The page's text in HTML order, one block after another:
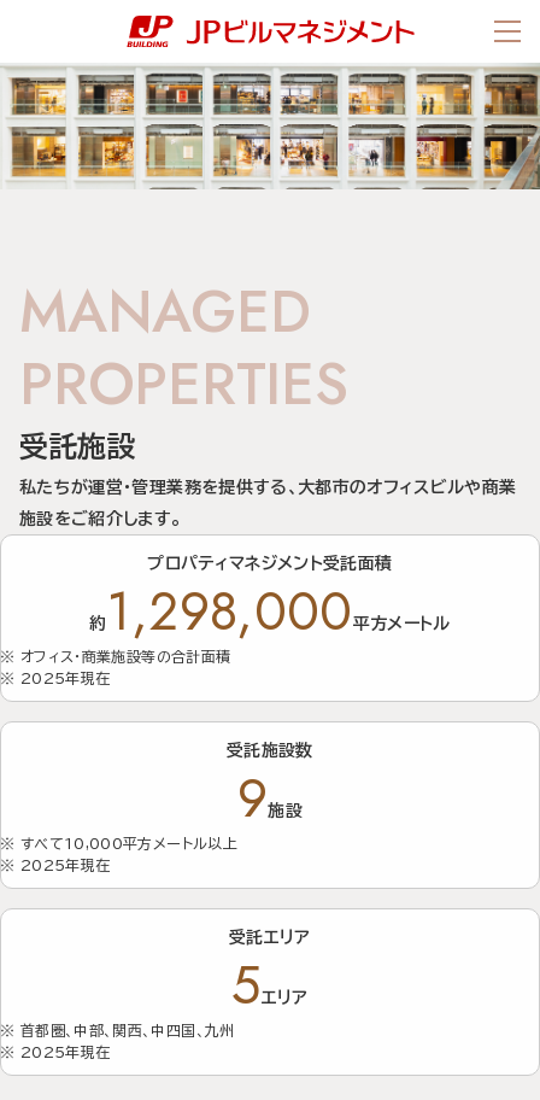
ページの先頭です。
ページ内移動用のリンクです。
ヘッダーメニューへ移動します。
本文へ移動します。
フッターメニューへ移動します。
ここからヘッダーメニューです。メ
ABOUT US
会社情報
社長メッセージ
企業理念
OUR ACTIVITIES
事業内容
MANAGED PROPERTIES
オフィスビル
商業施設
CAREERS
業務紹介
職場と働き方データ
ワークライフバランス・福利厚
生
お知らせ
ヘッダーメニューはここまでです。
ここから本文です。
MANAGED
PROPERTIES
受託施設
私たちが運営・管理業務を提供する、大都市のオフィスビルや商業
施設をご紹介します。
プロパティマネジメント受託面積
約 1,298,000 平方メートル
オフィス・商業施設等の合計面積
2025年現在
受託施設数
9施設
すべて10,000平方メートル以上
2025年現在
受託エリア
5エリア
首都圏、中部、関西、中四国、九州
2025年現在
ページの終わりです。